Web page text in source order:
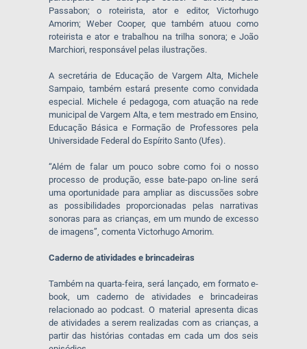
Passabon; o roteirista, ator e editor, Victorhugo
Amorim; Weber Cooper, que também atuou como
roteirista e ator e trabalhou na trilha sonora; e João
Marchiori, responsável pelas ilustrações.
A secretária de Educação de Vargem Alta, Michele
Sampaio, também estará presente como convidada
especial. Michele é pedagoga, com atuação na rede
municipal de Vargem Alta, e tem mestrado em Ensino,
Educação Básica e Formação de Professores pela
Universidade Federal do Espírito Santo (Ufes).
“Além de falar um pouco sobre como foi o nosso
processo de produção, esse bate-papo on-line será
uma oportunidade para ampliar as discussões sobre
as possibilidades proporcionadas pelas narrativas
sonoras para as crianças, em um mundo de excesso
de imagens”, comenta Victorhugo Amorim.
Caderno de atividades e brincadeiras
Também na quarta-feira, será lançado, em formato e-
book, um caderno de atividades e brincadeiras
relacionado ao podcast. O material apresenta dicas
de atividades a serem realizadas com as crianças, a
partir das histórias contadas em cada um dos seis